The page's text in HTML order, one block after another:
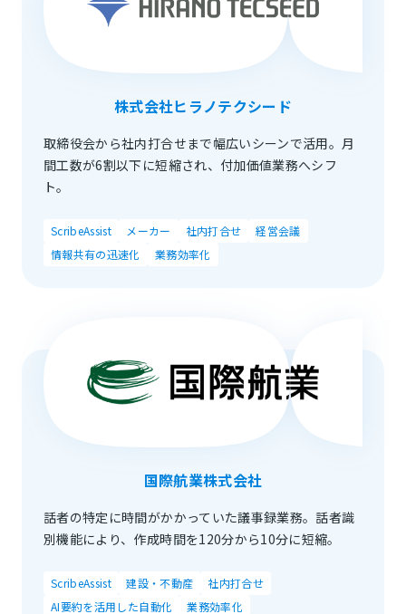
株式会社ヒラノテクシード
取締役会から社内打合せまで幅広いシーンで活用。月
間工数が6割以下に短縮され、付加価値業務へシフ
ト。
ScribeAssist メーカー 社内打合せ
経営会議
情報共有の迅速化
業務効率化
国際航業株式会社
話者の特定に時間がかかっていた議事録業務。話者識
別機能により、作成時間を120分から10分に短縮。
ScribeAssist 建設・不動産
社内打合せ
AI要約を活用した自動化
業務効率化